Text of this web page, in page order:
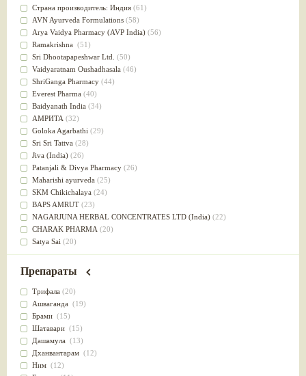
для очищения крови(38)
При диабете(38)
Антиоксидант(37)
Для Капха(Кафа) доши
От паразитов(37)
При расстройстве желудка (36)
Успокоительное(36)
Для глаз(34)
от геморроя(34)
Противовоспалительное
Для Питта доши(32)
Для сердца(32)
Для сосудов головного мозга
Для полости рта(32)
Дефицит железа(31)
Для лица(31)
Употребление в пищу
Ароматерапия(29)
Жаропонижающее(29)
для памяти(28)
для почек(28)
Слабительное (28)
Афродизиак(27)
Напитки(27)
Для йоги (27)
Для потенции(26)
Для душа(25)
для концентрации внимания
при нарушении эрекции
Страна производитель: Индия (61)
AVN Ayurveda Formulations (58)
Arya Vaidya Pharmacy (AVP India) (56)
Ramakrishna (51)
Sri Dhootapapeshwar Ltd. (50)
Vaidyaratnam Oushadhasala (46)
ShriGanga Pharmacy (44)
Everest Pharma (40)
Baidyanath India (34)
АМРИТА (32)
Goloka Agarbathi (29)
Sri Sri Tattva (28)
Jiva (India) (26)
Patanjali & Divya Pharmacy (26)
Maharishi ayurveda (25)
SKM Chikichalaya (24)
BAPS AMRUT (23)
NAGARJUNA HERBAL CONCENTRATES LTD (India) (22)
CHARAK PHARMA (20)
Satya Sai (20)
Vyas(20)
Kerala Ayurveda
(19)
Organic India pvt ltd
Lalita(16)
Ashtang Herbals
Alarsin(14)
Vasu Health care
Baraka(13)
Dabur India Ltd
Препараты
Трифала (20)
Ашваганда (19)
Брами (15)
Шатавари (15)
Дашамула (13)
Дханвантарам (12)
Ним (12)